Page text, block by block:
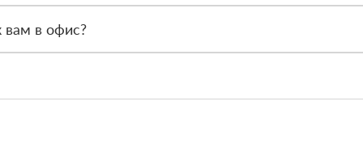
вам в офис?